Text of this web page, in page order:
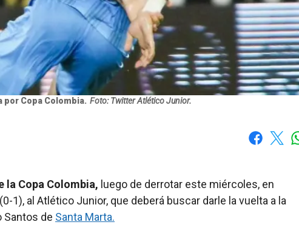
por Copa Colombia. Foto: Twitter Atlético Junior.
la Copa Colombia, luego de derrotar este miércoles, en
1), al Atlético Junior, que deberá buscar darle la vuelta a la
Santos de Santa Marta.